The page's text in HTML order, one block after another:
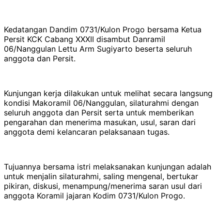
Kedatangan Dandim 0731/Kulon Progo bersama Ketua
Persit KCK Cabang XXXII disambut Danramil
06/Nanggulan Lettu Arm Sugiyarto beserta seluruh
anggota dan Persit.
Kunjungan kerja dilakukan untuk melihat secara langsung
kondisi Makoramil 06/Nanggulan, silaturahmi dengan
seluruh anggota dan Persit serta untuk memberikan
pengarahan dan menerima masukan, usul, saran dari
anggota demi kelancaran pelaksanaan tugas.
Tujuannya bersama istri melaksanakan kunjungan adalah
untuk menjalin silaturahmi, saling mengenal, bertukar
pikiran, diskusi, menampung/menerima saran usul dari
anggota Koramil jajaran Kodim 0731/Kulon Progo.